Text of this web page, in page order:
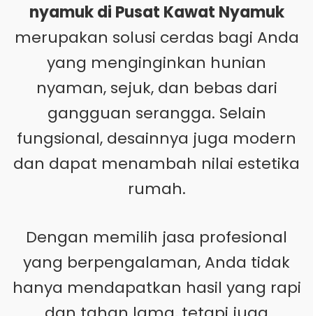
nyamuk di Pusat Kawat Nyamuk
merupakan solusi cerdas bagi Anda
yang menginginkan hunian
nyaman, sejuk, dan bebas dari
gangguan serangga. Selain
fungsional, desainnya juga modern
dan dapat menambah nilai estetika
rumah.
Dengan memilih jasa profesional
yang berpengalaman, Anda tidak
hanya mendapatkan hasil yang rapi